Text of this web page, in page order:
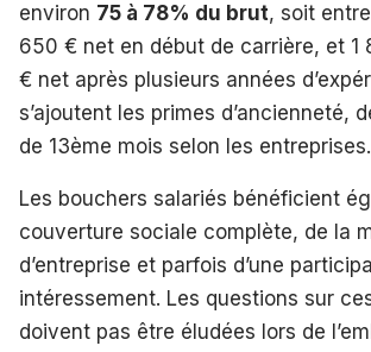
environ 75 à 78% du brut, soit
650 € net en début de carrière, et 1
€ net après plusieurs années
s’ajoutent les primes d’ancienneté,
de 13ème mois selon les entreprises.
Les bouchers salariés bénéficient
couverture sociale complète, de la
d’entreprise et parfois d’une
intéressement. Les questions sur
doivent pas être éludées lors de